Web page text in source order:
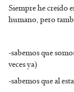
Siempre he creído
humano, pero
-sabemos que
veces ya)
-sabemos que al